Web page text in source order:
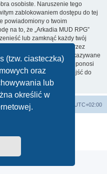
(tzw. ciasteczka)
oraz
lub
określić w
osobiste. Naruszenie tego
zablokowaniem dostępu do tej
powiadomiony o twoim
na to, że „Arkadia MUD RPG”
lub zamknąć każdy twój
wszystkich podanych przez
te nie będą przekazywane
MUD RPG”, ani phpBB nie ponosi
podczas których może dojść do
UTC+02:00